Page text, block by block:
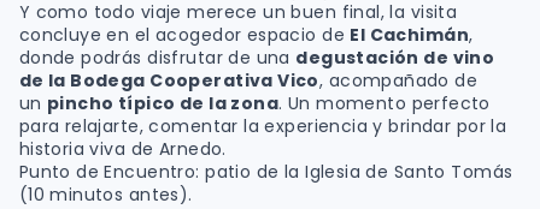
Y como todo viaje merece un buen final, la visita
concluye en el acogedor espacio de El Cachimán,
donde podrás disfrutar de una degustación de vino
de la Bodega Cooperativa Vico, acompañado de
un pincho típico de la zona. Un momento perfecto
para relajarte, comentar la experiencia y brindar por la
historia viva de Arnedo.
Punto de Encuentro: patio de la Iglesia de Santo Tomás
(10 minutos antes).